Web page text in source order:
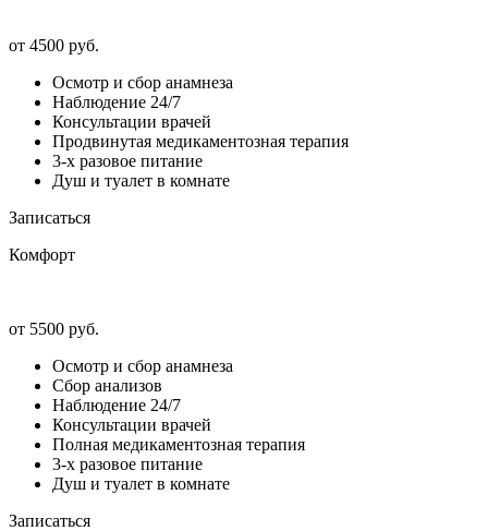
от 4500 руб.
Осмотр и сбор анамнеза
Наблюдение 24/7
Консультации врачей
Продвинутая медикаментозная терапия
3-х разовое питание
Душ и туалет в комнате
Записаться
Комфорт
от 5500 руб.
Осмотр и сбор анамнеза
Сбор анализов
Наблюдение 24/7
Консультации врачей
Полная медикаментозная терапия
3-х разовое питание
Душ и туалет в комнате
Записаться